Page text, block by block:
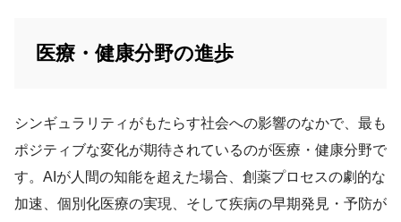
医療・健康分野の進歩
シンギュラリティがもたらす社会への影響のなかで、最も
ポジティブな変化が期待されているのが医療・健康分野で
す。AIが人間の知能を超えた場合、創薬プロセスの劇的な
加速、個別化医療の実現、そして疾病の早期発見・予防が